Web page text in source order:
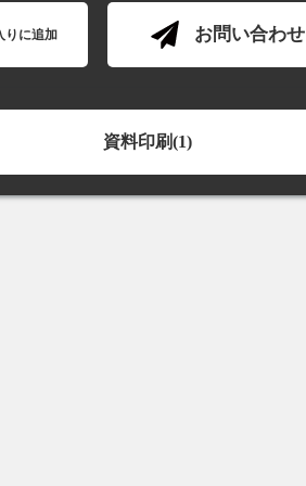
りに追加 お問い合わせ
資料印刷(1)